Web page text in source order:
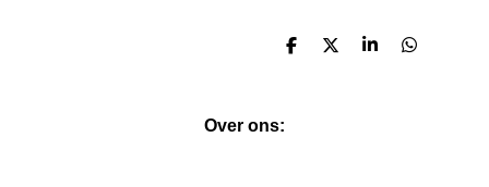
D
D
S
D
Over ons: